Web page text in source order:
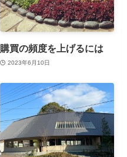
購買の頻度を上げるには
2023年6月10日